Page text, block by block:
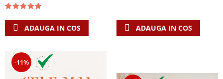
ADAUGA IN COS ADAUGA IN COS
-11%